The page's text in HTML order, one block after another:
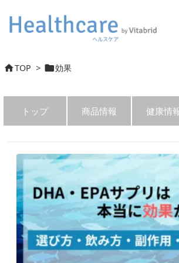
TOP > 効果
トップ 商品情報 健康情